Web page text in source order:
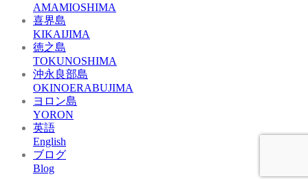
AMAMIOSHIMA
喜界島
KIKAIJIMA
徳之島
TOKUNOSHIMA
沖永良部島
OKINOERABUJIMA
ヨロン島
YORON
英語
English
ブログ
Blog